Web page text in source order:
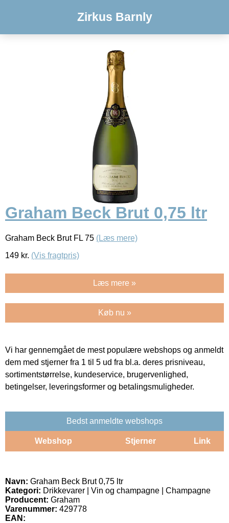
Zirkus Barnly
Graham Beck Brut 0,75 ltr
Graham Beck Brut FL 75 (Læs mere)
149 kr. (Vis fragtpris)
Læs mere »
Køb nu »
Vi har gennemgået de mest populære webshops og anmeldt
dem med stjerner fra 1 til 5 ud fra bl.a. deres prisniveau,
sortimentstørrelse, kundeservice, brugervenlighed,
betingelser, leveringsformer og betalingsmuligheder.
Bedst anmeldte webshops
Webshop Stjerner Link
Navn: Graham Beck Brut 0,75 ltr
Kategori: Drikkevarer | Vin og champagne | Champagne
Producent: Graham
Varenummer: 429778
EAN: